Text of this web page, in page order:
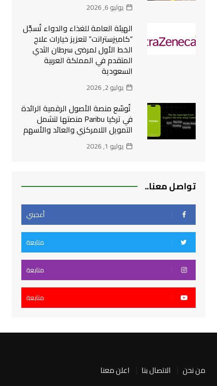
يوليو 6, 2026
الهيئة العامة للغذاء والدواء تُسجِّل
“كاميزسترانت” لتعزيز خيارات علاج
الخط الأول لمرضى سرطان الثدي
المتقدم في المملكة العربية
السعودية
يوليو 2, 2026
تُوسّع منصة الأصول الرقمية الرائدة
في تركيا Paribu منصتها لتشمل
التمويل اللامركزي والعائد والأسهم
يوليو 1, 2026
تواصل معنا..
أعجبني
متابعة
متابعة
متابعة
من نحن الاتصال بنا اعلن معنا